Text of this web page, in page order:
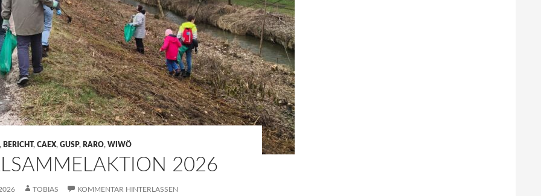
, BERICHT, CAEX, GUSP, RARO, WIWÖ
2026
TOBIAS KOMMENTAR HINTERLASSEN